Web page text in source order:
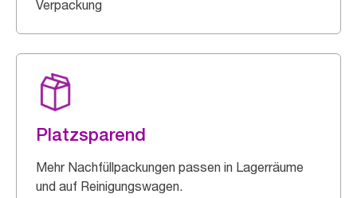
Verpackung
Platzsparend
Mehr Nachfüllpackungen passen in Lagerräume
und auf Reinigungswagen.